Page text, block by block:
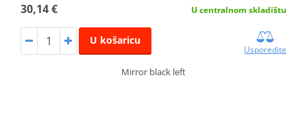
30,14 € U centralnom skladištu
U košaricu
Usporedite
Mirror black left